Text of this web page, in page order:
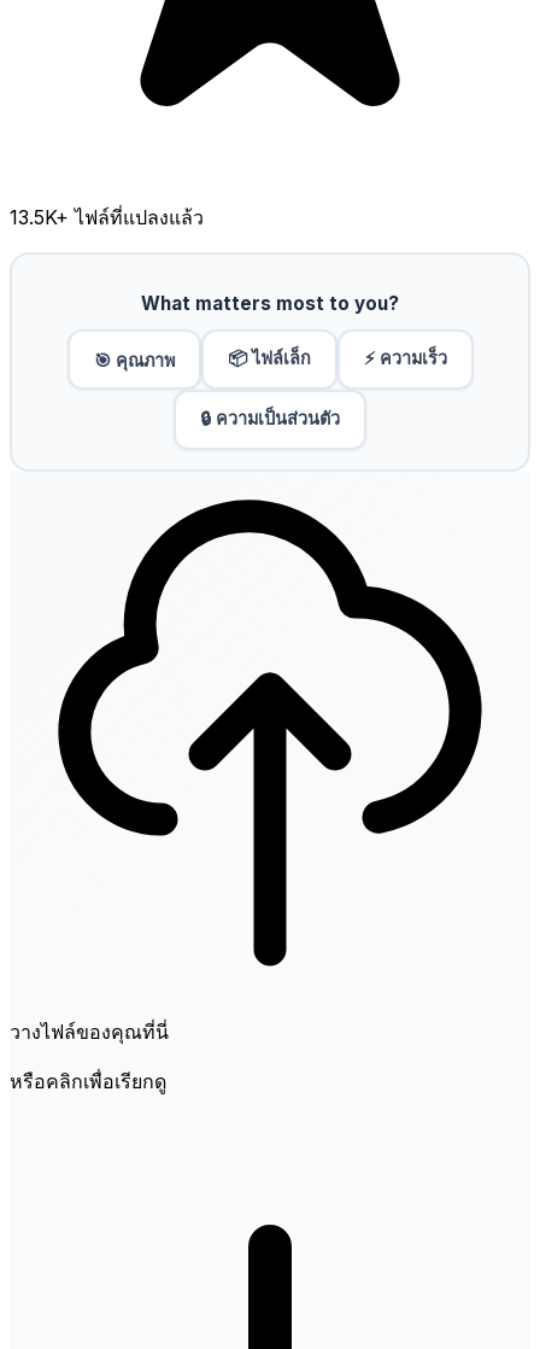
13.5K+ ไฟล์ที่แปลงแล้ว
What matters most to you?
🎯 คุณภาพ 📦 ไฟล์เล็ก ⚡ ความเร็ว
🔒 ความเป็นส่วนตัว
วางไฟล์ของคุณที่นี่
หรือคลิกเพื่อเรียกดู